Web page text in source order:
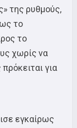
της ρυθμούς,
το
το
χωρίς να
για
εγκαίρως